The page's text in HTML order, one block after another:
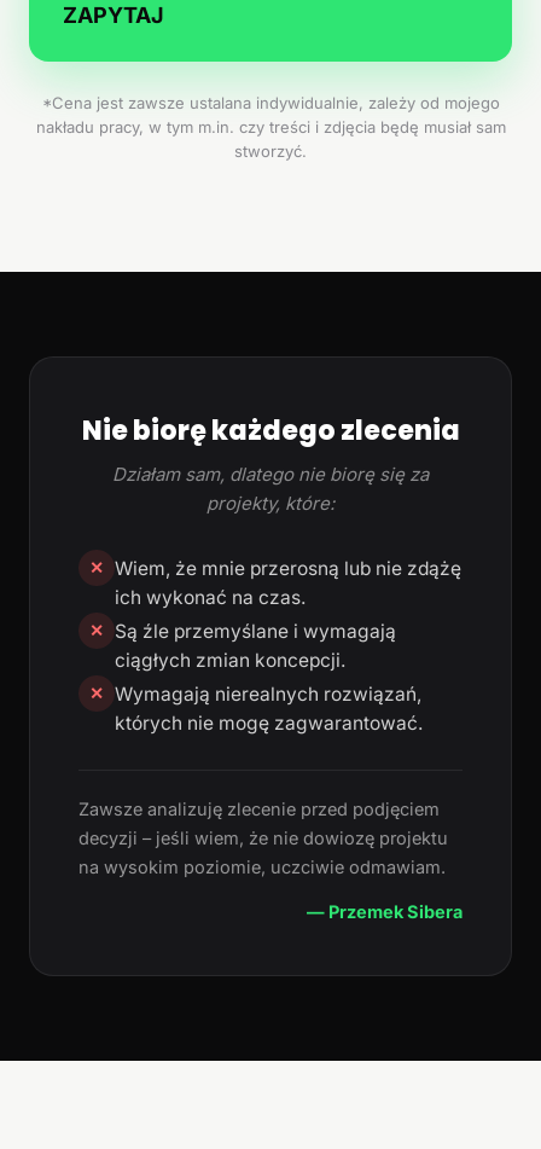
ZAPYTAJ
*Cena jest zawsze ustalana indywidualnie, zależy od mojego
nakładu pracy, w tym m.in. czy treści i zdjęcia będę musiał sam
stworzyć.
Nie biorę każdego zlecenia
Działam sam, dlatego nie biorę się za
projekty, które:
✕ Wiem, że mnie przerosną lub nie zdążę
ich wykonać na czas.
✕
Są źle przemyślane i wymagają
ciągłych zmian koncepcji.
✕ Wymagają nierealnych rozwiązań,
których nie mogę zagwarantować.
Zawsze analizuję zlecenie przed podjęciem
decyzji – jeśli wiem, że nie dowiozę projektu
na wysokim poziomie, uczciwie odmawiam.
— Przemek Sibera